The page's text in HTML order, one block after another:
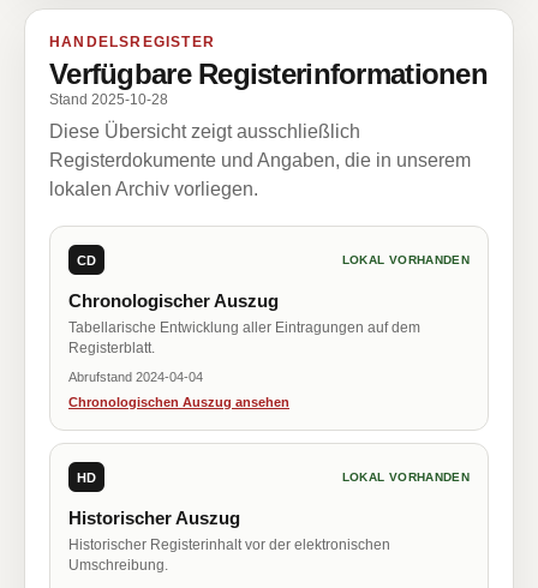
HANDELSREGISTER
Verfügbare Registerinformationen
Stand 2025-10-28
Diese Übersicht zeigt ausschließlich
Registerdokumente und Angaben, die in unserem
lokalen Archiv vorliegen.
CD LOKAL VORHANDEN
Chronologischer Auszug
Tabellarische Entwicklung aller Eintragungen auf dem
Registerblatt.
Abrufstand 2024-04-04
Chronologischen Auszug ansehen
HD LOKAL VORHANDEN
Historischer Auszug
Historischer Registerinhalt vor der elektronischen
Umschreibung.